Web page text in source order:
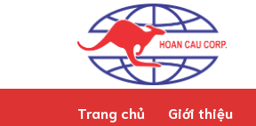
Trang chủ Giới thiệu